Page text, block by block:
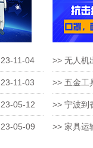
23-11-04
23-11-03
23-05-12
23-05-09
>> 无人机
>> 五金工
>> 宁波到
>> 家具运